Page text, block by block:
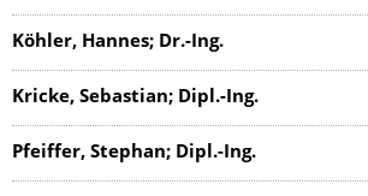
Köhler, Hannes; Dr.-Ing.
Kricke, Sebastian; Dipl.-Ing.
Pfeiffer, Stephan; Dipl.-Ing.